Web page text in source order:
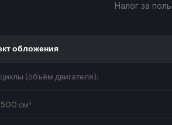
Налог за
обложения
(объём двигателя):
см³